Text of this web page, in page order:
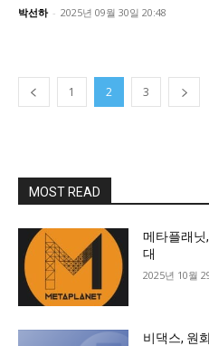
박선하 - 2025년 09월 30일 20:48
1 2 3
MOST READ
메타플래닛
대
2025년 10월
비댁스, 원